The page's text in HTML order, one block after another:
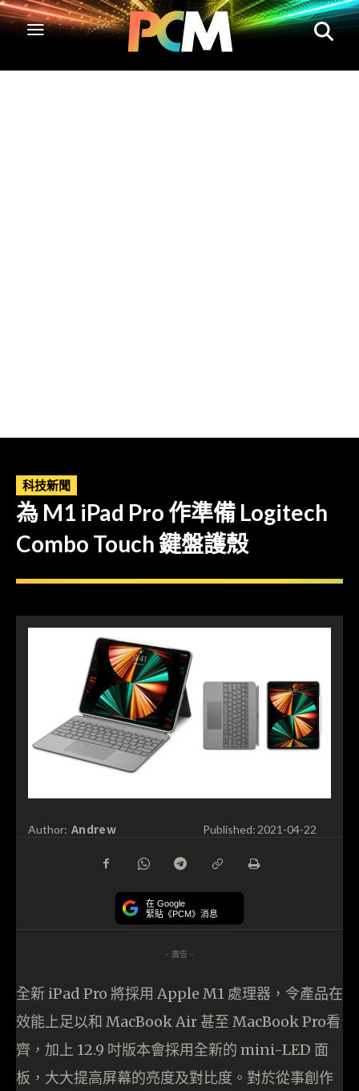
科技新聞
為 M1 iPad Pro 作準備 Logitech
Combo Touch 鍵盤護殼
Author: Andrew Published: 2021-04-22
在 Google
緊貼《PCM》消息
- 廣告 -
全新 iPad Pro 將採用 Apple M1 處理器，令產品在
效能上足以和 MacBook Air 甚至 MacBook Pro看
齊，加上 12.9 吋版本會採用全新的 mini-LED 面
板，大大提高屏幕的亮度及對比度。對於從事創作